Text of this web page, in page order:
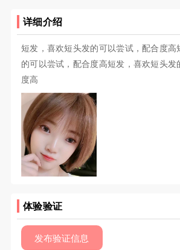
详细介绍
短发，喜欢短头发的可以尝试，配合度高
的可以尝试，配合度高短发，喜欢短头发
度高
体验验证
发布验证信息